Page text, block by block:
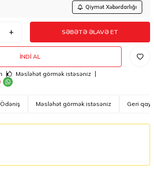
Qiymət Xəbərdarlığı
SƏBƏTƏ ƏLAVƏ ET
İNDI AL
Məsləhət görmək istəsəniz
Ödəniş Məsləhət görmək istəsəniz Geri